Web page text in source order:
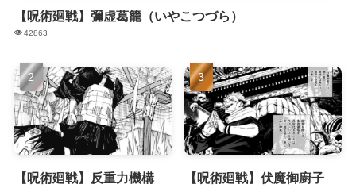
【呪術廻戦】彌虚葛籠（いやこつづら）
42863
【呪術廻戦】反重力機構
【呪術廻戦】伏魔御廚子